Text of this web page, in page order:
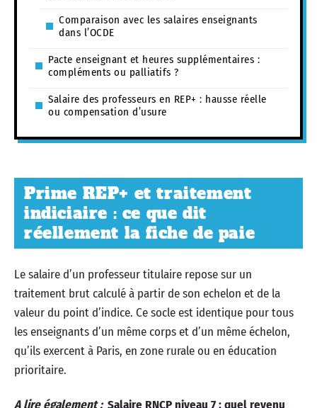
Comparaison avec les salaires enseignants
dans l’OCDE
Pacte enseignant et heures supplémentaires :
compléments ou palliatifs ?
Salaire des professeurs en REP+ : hausse réelle
ou compensation d’usure
Prime REP+ et traitement
indiciaire : ce que dit
réellement la fiche de paie
Le salaire d’un professeur titulaire repose sur un
traitement brut calculé à partir de son echelon et de la
valeur du point d’indice. Ce socle est identique pour tous
les enseignants d’un même corps et d’un même échelon,
qu’ils exercent à Paris, en zone rurale ou en éducation
prioritaire.
A lire également : Salaire RNCP niveau 7 : quel revenu